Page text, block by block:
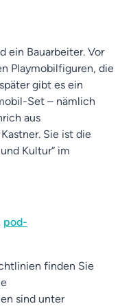
ein Bauarbeiter. Vor
Playmobilfiguren, die
gibt es ein
Set – nämlich
aus
Sie ist die
Kultur“ im
pod-
finden Sie
sind unter